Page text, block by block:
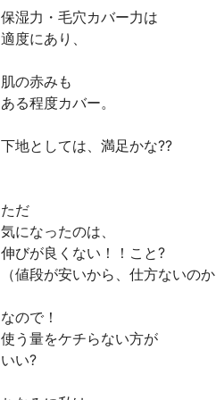
保湿力・毛穴カバー力は
適度にあり、
肌の赤みも
ある程度カバー。
下地としては、満足かな??
ただ
気になったのは、
伸びが良くない！！こと?
（値段が安いから、仕方ないの
なので！
使う量をケチらない方が
いい?